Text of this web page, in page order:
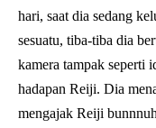
hari, saat dia sedang
sesuatu, tiba-tiba dia
kamera tampak seperti
hadapan Reiji. Dia
mengajak Reiji